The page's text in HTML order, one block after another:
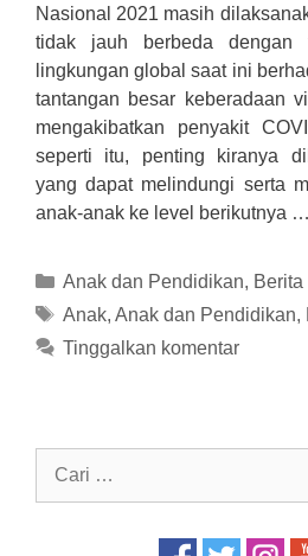
Nasional 2021 masih
tidak jauh berbeda
lingkungan global saat ini
tantangan besar keberadaan
mengakibatkan penyakit
seperti itu, penting kiranya
yang dapat melindungi serta
anak-anak ke level berikutnya …
Kategori
Anak dan Pendidikan, Berita
Tag
Anak, Anak dan Pendidikan,
Tinggalkan komentar
Cari